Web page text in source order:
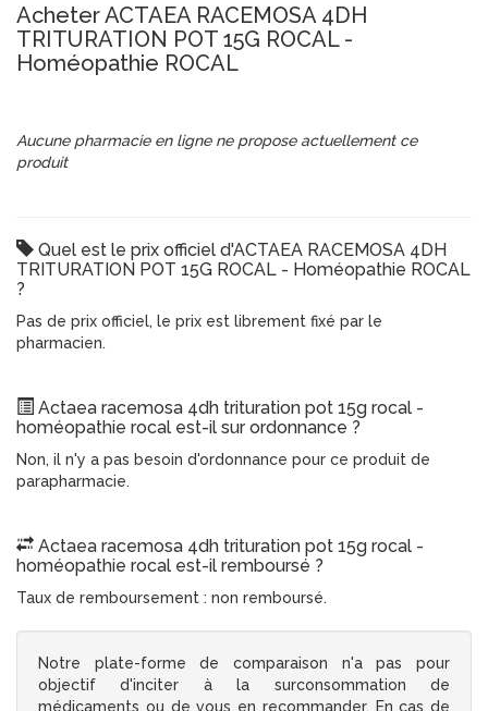
Acheter ACTAEA RACEMOSA 4DH
TRITURATION POT 15G ROCAL -
Homéopathie ROCAL
Aucune pharmacie en ligne ne propose actuellement ce
produit
Quel est le prix officiel d'ACTAEA RACEMOSA 4DH
TRITURATION POT 15G ROCAL - Homéopathie ROCAL
?
Pas de prix officiel, le prix est librement fixé par le
pharmacien.
Actaea racemosa 4dh trituration pot 15g rocal -
homéopathie rocal est-il sur ordonnance ?
Non, il n'y a pas besoin d'ordonnance pour ce produit de
parapharmacie.
Actaea racemosa 4dh trituration pot 15g rocal -
homéopathie rocal est-il remboursé ?
Taux de remboursement : non remboursé.
Notre plate-forme de comparaison n'a pas pour
objectif d'inciter à la surconsommation de
médicaments ou de vous en recommander. En cas de